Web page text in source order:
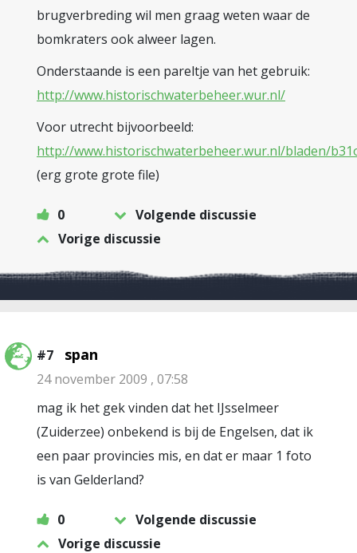
brugverbreding wil men graag weten waar de
bomkraters ook alweer lagen.
Onderstaande is een pareltje van het gebruik:
http://www.historischwaterbeheer.wur.nl/
Voor utrecht bijvoorbeeld:
http://www.historischwaterbeheer.wur.nl/bladen/
(erg grote grote file)
0
Volgende discussie
Vorige discussie
#7 span
24 november 2009 , 07:58
mag ik het gek vinden dat het IJsselmeer
(Zuiderzee) onbekend is bij de Engelsen, dat ik
een paar provincies mis, en dat er maar 1 foto
is van Gelderland?
0
Volgende discussie
Vorige discussie